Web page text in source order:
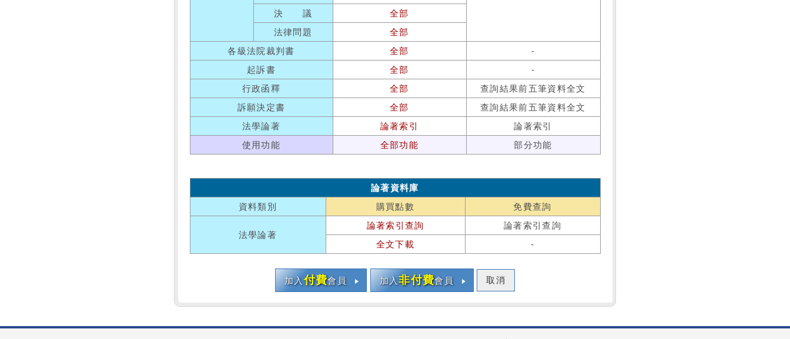
決 議
全部
法律問題
全部
各級法院裁判書
全部
-
起訴書
全部
-
行政函釋
全部
查詢結果前五筆資料全文
訴願決定書
全部
查詢結果前五筆資料全文
法學論著
論著索引
論著索引
使用功能
全部功能 部分功能
論著資料庫
資料類別
購買點數 免費查詢
法學論著
論著索引查詢
論著索引查詢
全文下載
-
加入付費會員 加入非付費會員 取消